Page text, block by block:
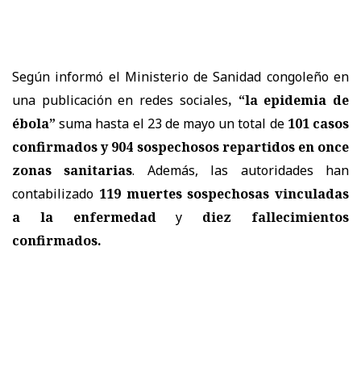
Según informó el Ministerio de Sanidad congoleño en
una publicación en redes sociales, “la epidemia de
ébola” suma hasta el 23 de mayo un total de 101 casos
confirmados y 904 sospechosos repartidos en once
zonas sanitarias. Además, las autoridades han
contabilizado 119 muertes sospechosas vinculadas
a la enfermedady diez fallecimientos
confirmados.